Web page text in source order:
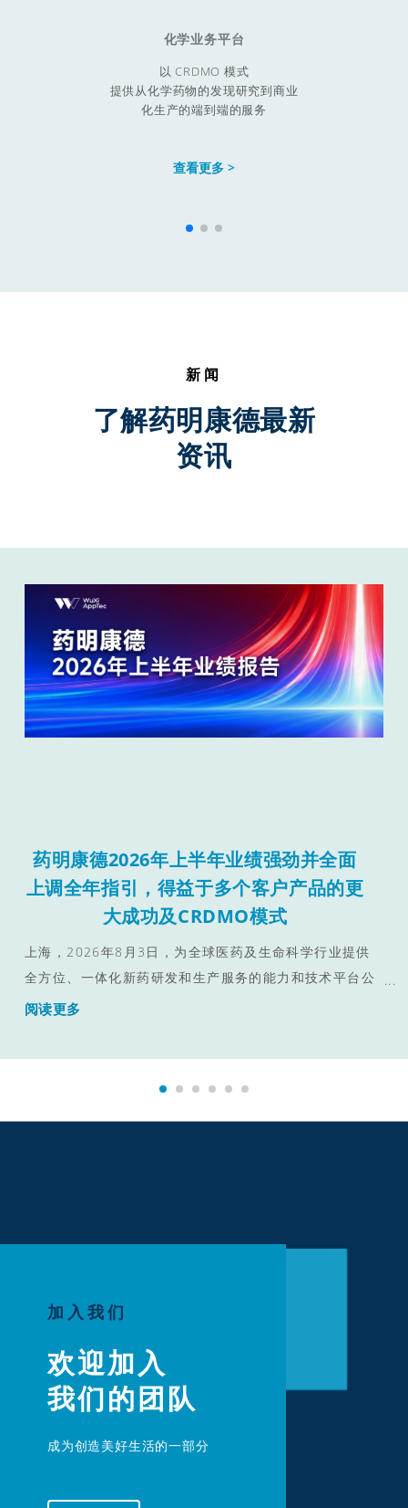
化学业务平台
以 CRDMO 模式
提供从化学药物的发现研究到商业
化生产的端到端的服务
查看更多 >
新闻
了解药明康德最新
资讯
药明康德2026年上半年业绩强劲并全面
上调全年指引，得益于多个客户产品的更
大成功及CRDMO模式
上海，2026年8月3日，为全球医药及生命科学行业提供
全方位、一体化新药研发和生产服务的能力和技术平台公
司--药明康德（股份代码：603259.SH / 2359.HK）发布
阅读更多
加入我们
欢迎加入
我们的团队
成为创造美好生活的一部分